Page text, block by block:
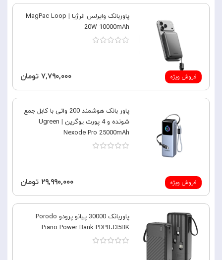
فروش ویژه
پاوربانک وایرلس انرژیا | MagPac Loop
20W 10000mAh
۷,۷۹۰,۰۰۰ تومان
فروش ویژه
پاور بانک هوشمند 200 واتی با کابل جمع
شونده و 4 پورت یوگرین | Ugreen
Nexode Pro 25000mAh
۲۹,۹۹۰,۰۰۰ تومان
پاوربانک 30000 پیانو پرودو Porodo
Piano Power Bank PDPBJ35BK